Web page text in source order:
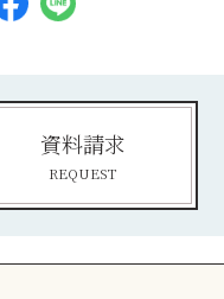
資料請求
REQUEST